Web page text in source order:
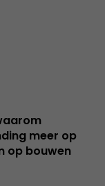
meer op
op bouwen